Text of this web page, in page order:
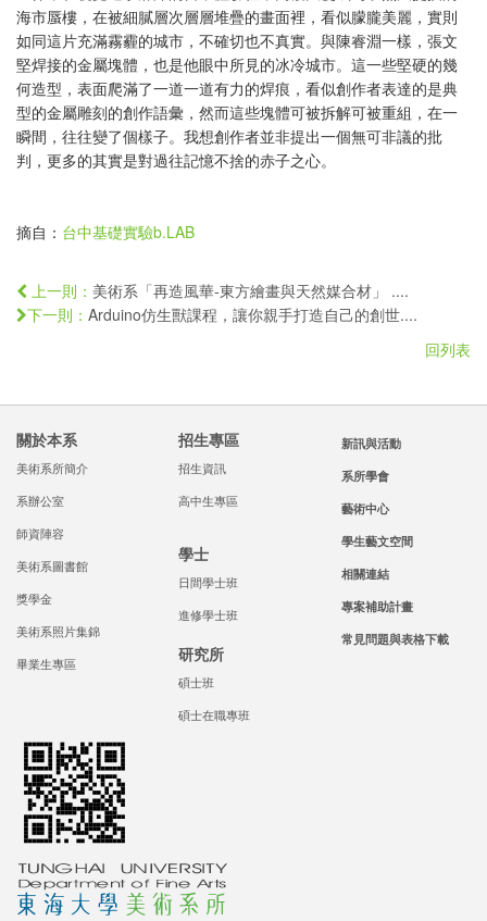
海市蜃樓，在被細膩層次層層堆疊的畫面裡，看似朦朧美麗，實則
如同這片充滿霧霾的城市，不確切也不真實。與陳睿淵一樣，張文
堅焊接的金屬塊體，也是他眼中所見的冰冷城市。這一些堅硬的幾
何造型，表面爬滿了一道一道有力的焊痕，看似創作者表達的是典
型的金屬雕刻的創作語彙，然而這些塊體可被拆解可被重組，在一
瞬間，往往變了個樣子。我想創作者並非提出一個無可非議的批
判，更多的其實是對過往記憶不捨的赤子之心。
摘自： 台中基礎實驗b.LAB
上一則： 美術系「再造風華-東方繪畫與天然媒合材」 ....
下一則： Arduino仿生獸課程，讓你親手打造自己的創世....
回列表
關於本系
美術系所簡介
系辦公室
師資陣容
美術系圖書館
獎學金
美術系照片集錦
畢業生專區
招生專區
招生資訊
高中生專區
學士
日間學士班
進修學士班
研究所
碩士班
碩士在職專班
新訊與活動
系所學會
藝術中心
學生藝文空間
相關連結
專案補助計畫
常見問題與表格下載